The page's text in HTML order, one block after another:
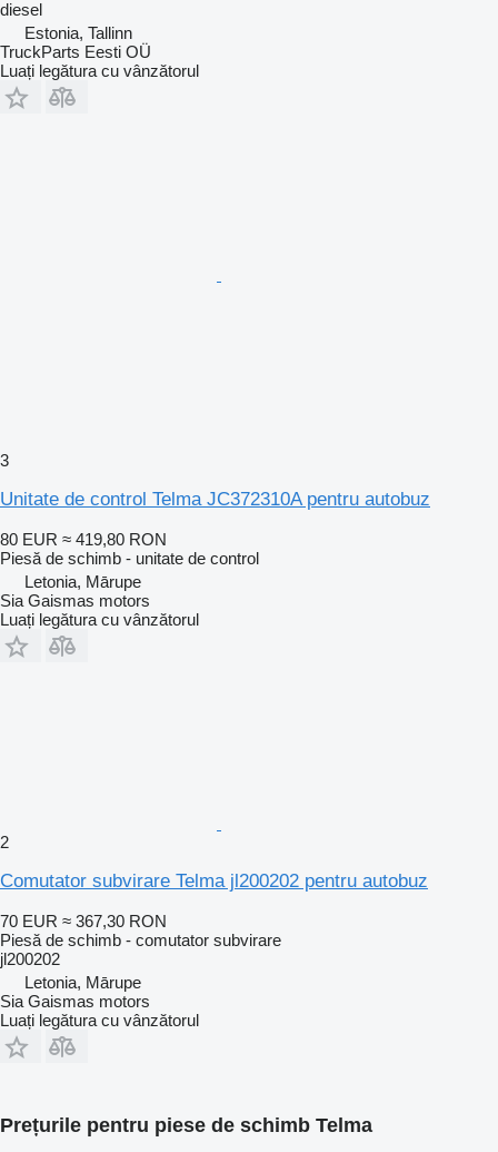
diesel
Estonia, Tallinn
TruckParts Eesti OÜ
Luați legătura cu vânzătorul
3
Unitate de control Telma JC372310A pentru autobuz
80 EUR ≈ 419,80 RON
Piesă de schimb - unitate de control
Letonia, Mārupe
Sia Gaismas motors
Luați legătura cu vânzătorul
2
Comutator subvirare Telma jl200202 pentru autobuz
70 EUR ≈ 367,30 RON
Piesă de schimb - comutator subvirare
jl200202
Letonia, Mārupe
Sia Gaismas motors
Luați legătura cu vânzătorul
Prețurile pentru piese de schimb Telma